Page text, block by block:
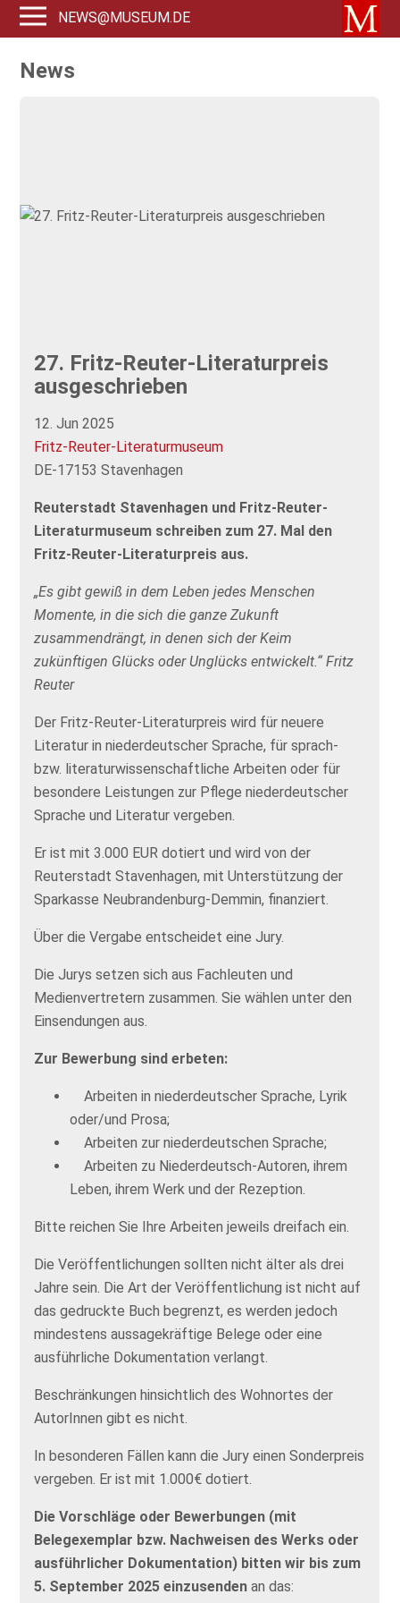
NEWS@MUSEUM.DE
News
27. Fritz-Reuter-Literaturpreis
ausgeschrieben
12. Jun 2025
Fritz-Reuter-Literaturmuseum
DE-17153 Stavenhagen
Reuterstadt Stavenhagen und Fritz-Reuter-
Literaturmuseum schreiben zum 27. Mal den
Fritz-Reuter-Literaturpreis aus.
„Es gibt gewiß in dem Leben jedes Menschen
Momente, in die sich die ganze Zukunft
zusammendrängt, in denen sich der Keim
zukünftigen Glücks oder Unglücks entwickelt.“ Fritz
Reuter
Der Fritz-Reuter-Literaturpreis wird für neuere
Literatur in niederdeutscher Sprache, für sprach-
bzw. literaturwissenschaftliche Arbeiten oder für
besondere Leistungen zur Pflege niederdeutscher
Sprache und Literatur vergeben.
Er ist mit 3.000 EUR dotiert und wird von der
Reuterstadt Stavenhagen, mit Unterstützung der
Sparkasse Neubrandenburg-Demmin, finanziert.
Über die Vergabe entscheidet eine Jury.
Die Jurys setzen sich aus Fachleuten und
Medienvertretern zusammen. Sie wählen unter den
Einsendungen aus.
Zur Bewerbung sind erbeten:
Arbeiten in niederdeutscher Sprache, Lyrik
oder/und Prosa;
Arbeiten zur niederdeutschen Sprache;
Arbeiten zu Niederdeutsch-Autoren, ihrem
Leben, ihrem Werk und der Rezeption.
Bitte reichen Sie Ihre Arbeiten jeweils dreifach ein.
Die Veröffentlichungen sollten nicht älter als drei
Jahre sein. Die Art der Veröffentlichung ist nicht auf
das gedruckte Buch begrenzt, es werden jedoch
mindestens aussagekräftige Belege oder eine
ausführliche Dokumentation verlangt.
Beschränkungen hinsichtlich des Wohnortes der
AutorInnen gibt es nicht.
In besonderen Fällen kann die Jury einen Sonderpreis
vergeben. Er ist mit 1.000€ dotiert.
Die Vorschläge oder Bewerbungen (mit
Belegexemplar bzw. Nachweisen des Werks oder
ausführlicher Dokumentation) bitten wir bis zum
5. September 2025 einzusenden an das: